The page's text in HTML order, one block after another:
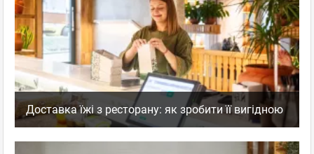
Доставка їжі з ресторану: як зробити її вигідною